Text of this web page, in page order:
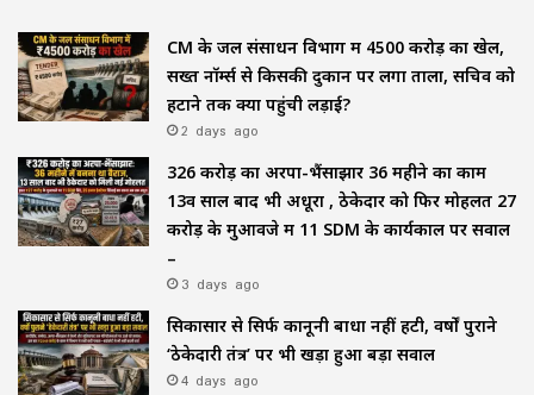
CM के जल संसाधन विभाग में ₹4500 करोड़ का खेल,
सख्त नॉर्म्स से किसकी दुकान पर लगा ताला, सचिव को
हटाने तक क्यों पहुंची लड़ाई?
2 days ago
₹326 करोड़ का अरपा-भैंसाझार 36 महीने का काम
13वें साल बाद भी अधूरा , ठेकेदार को फिर मोहलत ₹27
करोड़ के मुआवजे में 11 SDM के कार्यकाल पर सवाल
–
3 days ago
सिकासार से सिर्फ कानूनी बाधा नहीं हटी, वर्षों पुराने
‘ठेकेदारी तंत्र’ पर भी खड़ा हुआ बड़ा सवाल
4 days ago